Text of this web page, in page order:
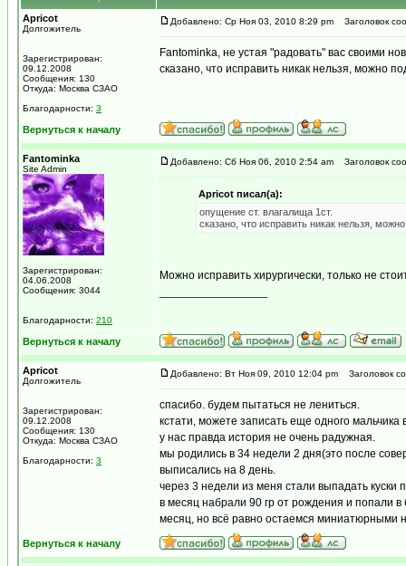
Apricot
Долгожитель
Зарегистрирован:
09.12.2008
Сообщения: 130
Откуда: Москва СЗАО
Благодарности: 3
Добавлено: Ср Ноя 03, 2010 8:29 pm Заголовок
Fantominka, не устая "радовать" вас своими
сказано, что исправить никак нельзя, можно
Вернуться к началу
Fantominka
Site Admin
Зарегистрирован:
04.06.2008
Сообщения: 3044
Благодарности: 210
Добавлено: Сб Ноя 06, 2010 2:54 am Заголовок
Apricot писал(а):
опущение ст. влагалища 1ст.
сказано, что исправить никак нельзя,
Можно исправить хирургически, только не
Вернуться к началу
Apricot
Долгожитель
Зарегистрирован:
09.12.2008
Сообщения: 130
Откуда: Москва СЗАО
Благодарности: 3
Добавлено: Вт Ноя 09, 2010 12:04 pm Заголовок
спасибо. будем пытаться не лениться.
кстати, можете записать еще одного мальчика
у нас правда история не очень радужная.
мы родились в 34 недели 2 дня(это после
выписались на 8 день.
через 3 недели из меня стали выпадать
в месяц набрали 90 гр от рождения и попали
месяц, но всё равно остаемся миниатюрными
Вернуться к началу